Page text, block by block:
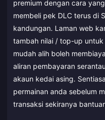
premium dengan cara
membeli pek DLC terus di
kandungan. Laman web
tambah nilai / top-up
mudah alih boleh
aliran pembayaran
akaun kedai asing.
permainan anda sebelum
transaksi sekiranya